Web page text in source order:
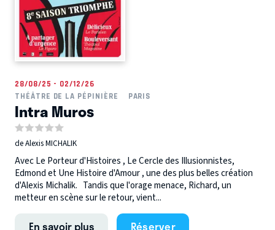
28/08/25 - 02/12/26
THÉÂTRE DE LA PÉPINIÈRE
PARIS
Intra Muros
de Alexis MICHALIK
Avec Le Porteur d'Histoires , Le Cercle des Illusionnistes,
Edmond et Une Histoire d'Amour , une des plus belles création
d'Alexis Michalik. Tandis que l'orage menace, Richard, un
metteur en scène sur le retour, vient...
En savoir plus Réserver